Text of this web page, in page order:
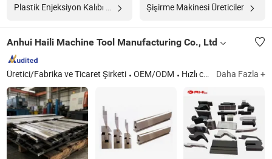
Şişirme Makinesi Üreticiler
Anhui Haili Machine Tool Manufacturing Co., Ltd
Üretici/Fabrika ve Ticaret Şirketi OEM/ODM Hızlı cevap Daha Fazla +